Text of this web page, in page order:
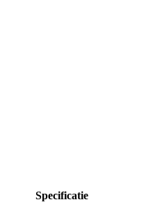
Specificatie